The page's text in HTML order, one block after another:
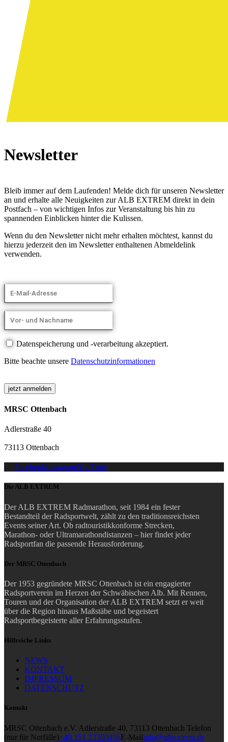
Newsletter
Bleib immer auf dem Laufenden! Melde dich für unseren Newsletter
an und erhalte alle Neuigkeiten zur ALB EXTREM direkt in dein
Postfach – von wichtigen Infos zur Veranstaltung bis hin zu
spannenden Einblicken hinter die Kulissen.
Wenn du den Newsletter nicht mehr erhalten möchtest, kannst du
hierzu jederzeit den im Newsletter enthaltenen Abmeldelink
verwenden.
Datenspeicherung und -verarbeitung akzeptiert.
Bitte beachte unsere Datenschutzinformationen
MRSC Ottenbach
Adlerstraße 40
73113 Ottenbach
FacebookInstagramYouTube
Die ALB EXTREM
Der ALB EXTREM Radmarathon, seit 1984 ein fester
Bestandteil der Radsportwelt, zählt zu den traditionsreichsten
Events seiner Art. Ob radtouristikkonforme Strecken,
Marathon- oder Ultramarathondistanzen – hier findet jeder
Radsportfan die passende Herausforderung.
Der MRSC Ottenbach
Der 1953 gegründete MRSC Ottenbach ist ein engagierter
Radsportverein im Herzen der Schwäbischen Alb. Mit Rennen,
Touren und der Organisation der ALB EXTREM setzt er weit
über die Region hinaus Maßstäbe und begeistert
Radsportbegeisterte aller Erfahrungsstufen.
Hilfreiche Links
NEWS
KONTAKT
IMPRESSUM
DATENSCHUTZ
Kontakt
MRSC Ottenbach e.V. Adlerstraße 40, 73113 Ottenbach Telefon
(nur für Notfälle)+49 151 23300496E-Mailinfo@albextrem.de